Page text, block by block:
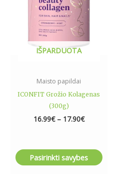
IŠPARDUOTA
Maisto papildai
ICONFIT Grožio Kolagenas
(300g)
16.99€ – 17.90€
Pasirinkti savybes
The
options
may
be
chosen
product
page